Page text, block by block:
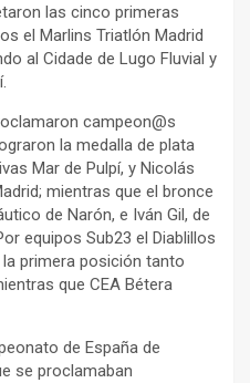
las cinco primeras
el Marlins Triatlón Madrid
al Cidade de Lugo Fluvial y
campeon@s
la medalla de plata
Mar de Pulpí, y Nicolás
mientras que el bronce
de Narón, e Iván Gil, de
equipos Sub23 el Diablillos
primera posición tanto
que CEA Bétera
de España de
se proclamaban